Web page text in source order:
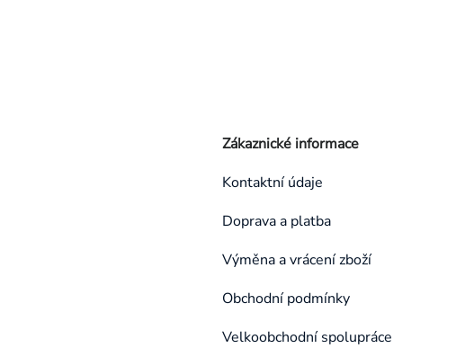
Zákaznické informace
Kontaktní údaje
Doprava a platba
Výměna a vrácení zboží
Obchodní podmínky
Velkoobchodní spolupráce